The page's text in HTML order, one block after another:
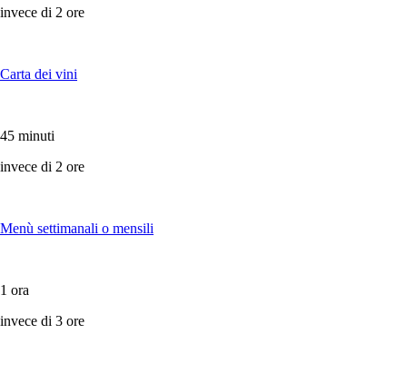
invece di 2 ore
Carta dei vini
45 minuti
invece di 2 ore
Menù settimanali o mensili
1 ora
invece di 3 ore